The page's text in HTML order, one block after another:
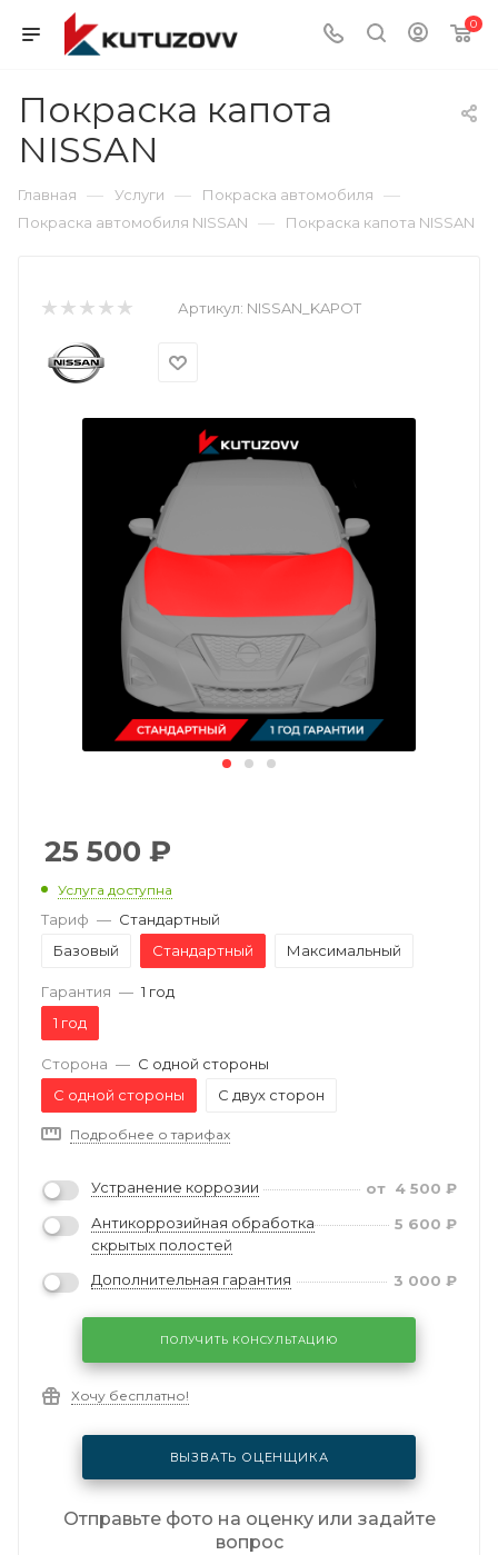
0
Покраска капота
NISSAN
Главная — Услуги — Покраска автомобиля —
Покраска автомобиля NISSAN — Покраска капота NISSAN
Артикул: NISSAN_KAPOT
25 500 ₽
Услуга доступна
Тариф — Стандартный
Базовый
Стандартный Максимальный
Гарантия — 1 год
1 год
Сторона — С одной стороны
С одной стороны
С двух сторон
Подробнее о тарифах
Устранение коррозии от 4 500 ₽
Антикоррозийная обработка
скрытых полостей
5 600 ₽
Дополнительная гарантия 3 000 ₽
ПОЛУЧИТЬ КОНСУЛЬТАЦИЮ
Хочу бесплатно!
ВЫЗВАТЬ ОЦЕНЩИКА
Отправьте фото на оценку или задайте
вопрос